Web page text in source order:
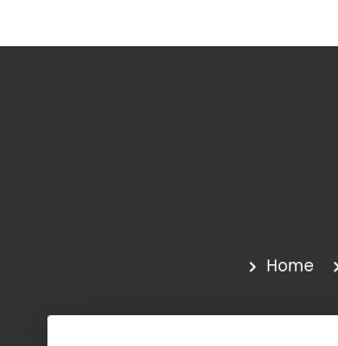
Home